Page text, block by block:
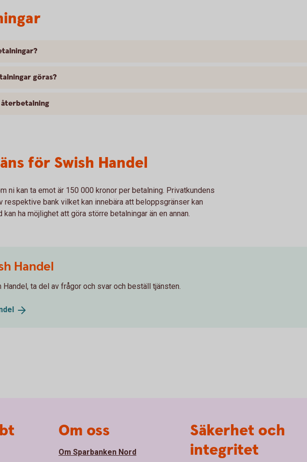
göras?
för Swish Handel
ni kan ta emot är 150 000 kronor per betalning. Privatkundens
respektive bank vilket kan innebära att beloppsgränser kan
kan ha möjlighet att göra större betalningar än en annan.
Handel
Handel, ta del av frågor och svar och beställ tjänsten.
Om oss
Om Sparbanken Nord
Säkerhet och
integritet